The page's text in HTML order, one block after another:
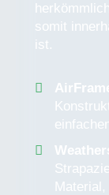
somit
ist.